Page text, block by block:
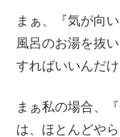
まぁ、『気が向
風呂のお湯を抜
すればいいんだ
まぁ私の場合、
は、ほとんどや